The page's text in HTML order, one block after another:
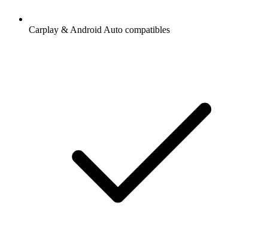
Carplay & Android Auto compatibles